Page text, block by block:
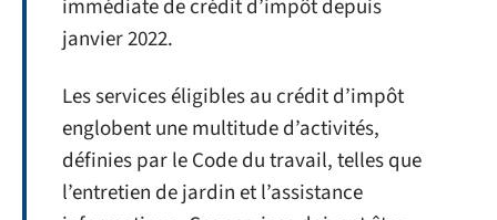
immédiate de crédit d’impôt depuis
janvier 2022.
Les services éligibles au crédit d’impôt
englobent une multitude d’activités,
définies par le Code du travail, telles que
l’entretien de jardin et l’assistance